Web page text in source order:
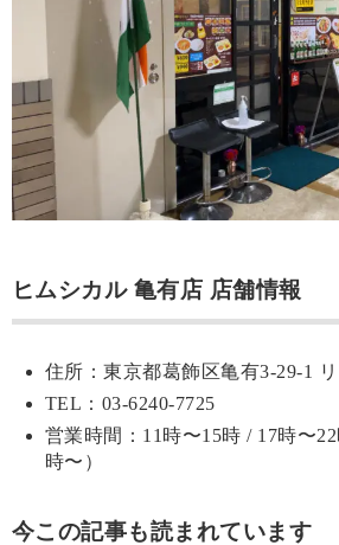
ヒムシカル 亀有店 店舗情報
住所：東京都葛飾区亀有3-29-1
TEL：03-6240-7725
営業時間：11時〜15時 / 17時〜
時〜）
今この記事も読まれています